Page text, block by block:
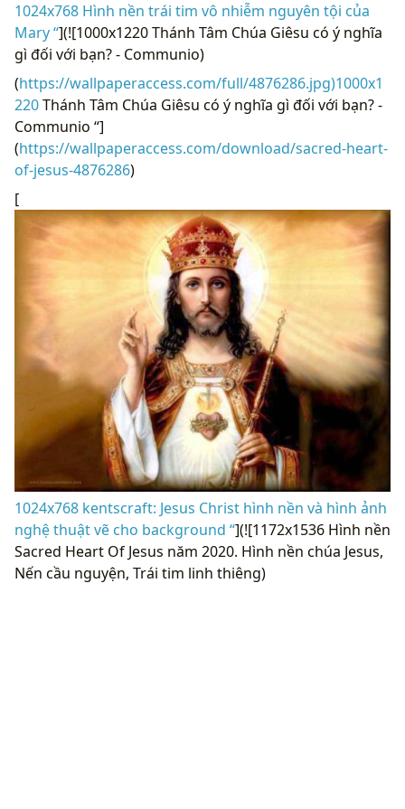
1024x768 Hình nền trái tim vô nhiễm nguyên tội của
Mary “](![1000x1220 Thánh Tâm Chúa Giêsu có ý nghĩa
gì đối với bạn? - Communio)
(https://wallpaperaccess.com/full/4876286.jpg)1000x1
220Thánh Tâm Chúa Giêsu có ý nghĩa gì đối với bạn? -
Communio “]
(https://wallpaperaccess.com/download/sacred-heart-
of-jesus-4876286)
[
1024x768 kentscraft: Jesus Christ hình nền và hình ảnh
nghệ thuật vẽ cho background “](![1172x1536 Hình nền
Sacred Heart Of Jesus năm 2020. Hình nền chúa Jesus,
Nến cầu nguyện, Trái tim linh thiêng)